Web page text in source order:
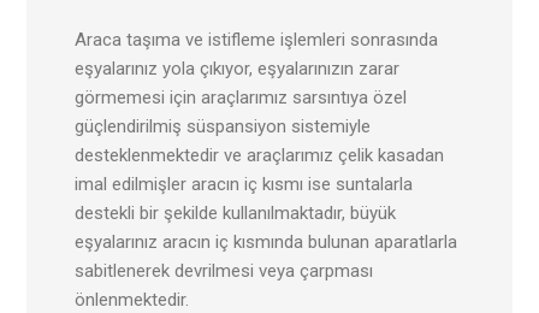
Araca taşıma ve istifleme işlemleri sonrasında
eşyalarınız yola çıkıyor, eşyalarınızın zarar
görmemesi için araçlarımız sarsıntıya özel
güçlendirilmiş süspansiyon sistemiyle
desteklenmektedir ve araçlarımız çelik kasadan
imal edilmişler aracın iç kısmı ise suntalarla
destekli bir şekilde kullanılmaktadır, büyük
eşyalarınız aracın iç kısmında bulunan aparatlarla
sabitlenerek devrilmesi veya çarpması
önlenmektedir.